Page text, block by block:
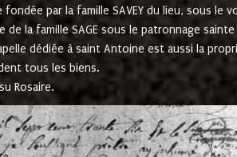
fondée par la famille SAVEY du lieu, sous le
de la famille SAGE sous le patronnage
dédiée à saint Antoine est aussi la
tous les biens.
Rosaire.